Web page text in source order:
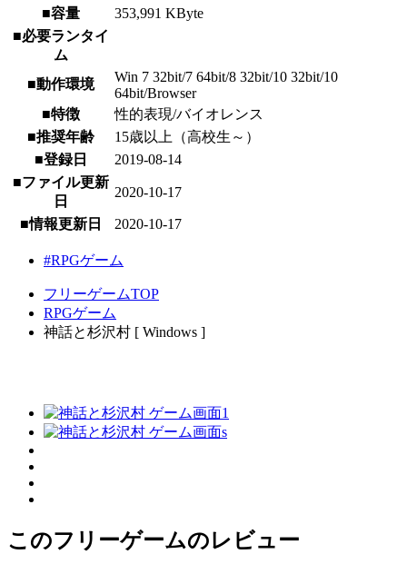
■容量
353,991 KByte
■必要ランタイ
ム
■動作環境
Win 7 32bit/7 64bit/8 32bit/10 32bit/10
64bit/Browser
■特徴
性的表現/バイオレンス
■推奨年齢
15歳以上（高校生～）
■登録日
2019-08-14
■ファイル更新
日
2020-10-17
■情報更新日 2020-10-17
#RPGゲーム
フリーゲームTOP
RPGゲーム
神話と杉沢村 [ Windows ]
このフリーゲームのレビュー